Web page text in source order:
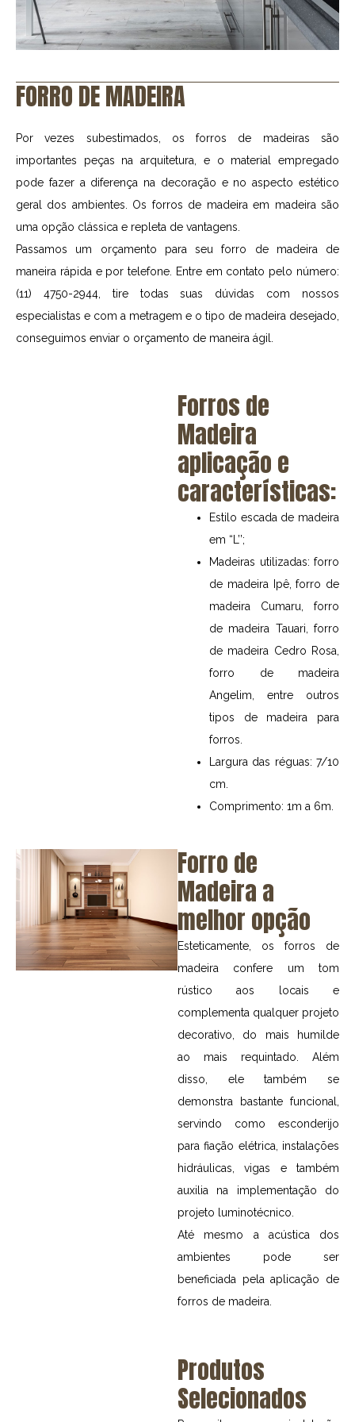
FORRO DE MADEIRA
Por vezes subestimados, os forros de madeiras são
importantes peças na arquitetura, e o material empregado
pode fazer a diferença na decoração e no aspecto estético
geral dos ambientes. Os forros de madeira em madeira são
uma opção clássica e repleta de vantagens.
Passamos um orçamento para seu forro de madeira de
maneira rápida e por telefone. Entre em contato pelo número:
(11) 4750-2944, tire todas suas dúvidas com nossos
especialistas e com a metragem e o tipo de madeira desejado,
conseguimos enviar o orçamento de maneira ágil.
Forros de
Madeira
aplicação e
características:
Estilo escada de madeira
em “L’’;
Madeiras utilizadas: forro
de madeira Ipê, forro de
madeira Cumaru, forro
de madeira Tauari, forro
de madeira Cedro Rosa,
forro de madeira
Angelim, entre outros
tipos de madeira para
forros.
Largura das réguas: 7/10
cm.
Comprimento: 1m a 6m.
Forro de
Madeira a
melhor opção
Esteticamente, os forros de
madeira confere um tom
rústico aos locais e
complementa qualquer projeto
decorativo, do mais humilde
ao mais requintado. Além
disso, ele também se
demonstra bastante funcional,
servindo como esconderijo
para fiação elétrica, instalações
hidráulicas, vigas e também
auxilia na implementação do
projeto luminotécnico.
Até mesmo a acústica dos
ambientes pode ser
beneficiada pela aplicação de
forros de madeira.
Produtos
Selecionados